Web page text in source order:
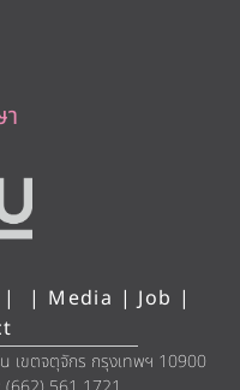
| | Media | Job |
เขตจตุจักร กรุงเทพฯ 10900